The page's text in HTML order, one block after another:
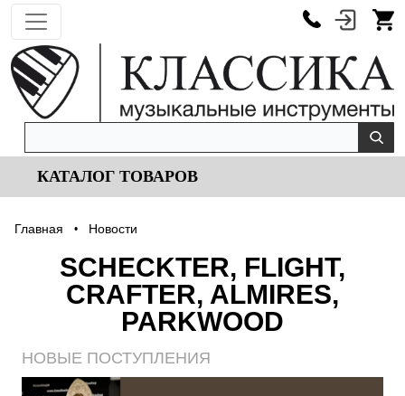
КАТАЛОГ ТОВАРОВ
Главная • Новости
SCHECKTER, FLIGHT,
CRAFTER, ALMIRES,
PARKWOOD
НОВЫЕ ПОСТУПЛЕНИЯ